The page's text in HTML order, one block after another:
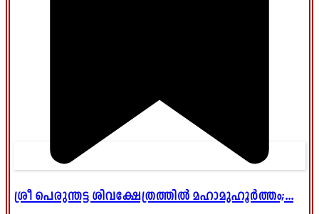
ശ്രീ പെരുന്തട്ട ശിവക്ഷേത്രത്തിൽ മഹാമുഹൂർത്തം;...